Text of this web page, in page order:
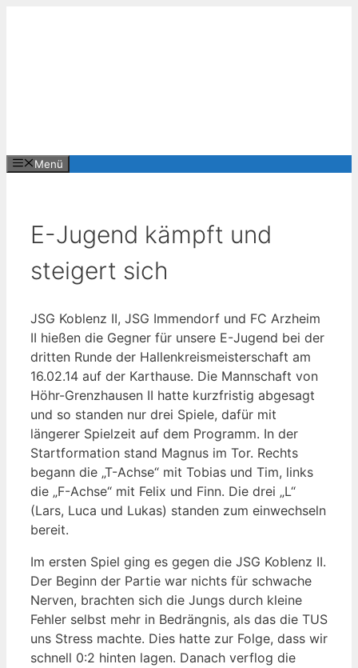
Menü
E-Jugend kämpft und
steigert sich
JSG Koblenz II, JSG Immendorf und FC Arzheim
II hießen die Gegner für unsere E-Jugend bei der
dritten Runde der Hallenkreismeisterschaft am
16.02.14 auf der Karthause. Die Mannschaft von
Höhr-Grenzhausen II hatte kurzfristig abgesagt
und so standen nur drei Spiele, dafür mit
längerer Spielzeit auf dem Programm. In der
Startformation stand Magnus im Tor. Rechts
begann die „T-Achse“ mit Tobias und Tim, links
die „F-Achse“ mit Felix und Finn. Die drei „L“
(Lars, Luca und Lukas) standen zum einwechseln
bereit.
Im ersten Spiel ging es gegen die JSG Koblenz II.
Der Beginn der Partie war nichts für schwache
Nerven, brachten sich die Jungs durch kleine
Fehler selbst mehr in Bedrängnis, als das die TUS
uns Stress machte. Dies hatte zur Folge, dass wir
schnell 0:2 hinten lagen. Danach verflog die